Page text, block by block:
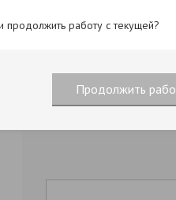
работу с текущей?
Продолжить